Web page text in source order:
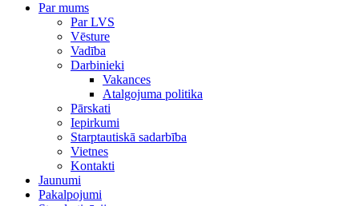
Par mums
Par LVS
Vēsture
Vadība
Darbinieki
Vakances
Atalgojuma politika
Pārskati
Iepirkumi
Starptautiskā sadarbība
Vietnes
Kontakti
Jaunumi
Pakalpojumi